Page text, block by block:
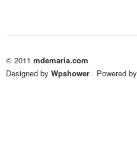
© 2011 mdemaria.com
Designed by Wpshower / Powered by